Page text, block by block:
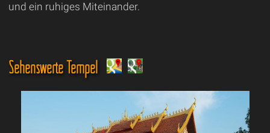
und ein ruhiges Miteinander.
Sehenswerte Tempel